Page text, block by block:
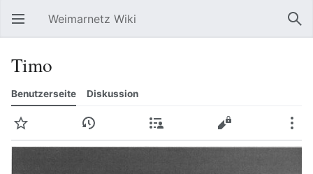
Hauptmenü öffnen Weimarnetz Wiki
Timo
Benutzerseite Diskussion
Beobachten Versionsgeschichte Beiträge Bearbeiten